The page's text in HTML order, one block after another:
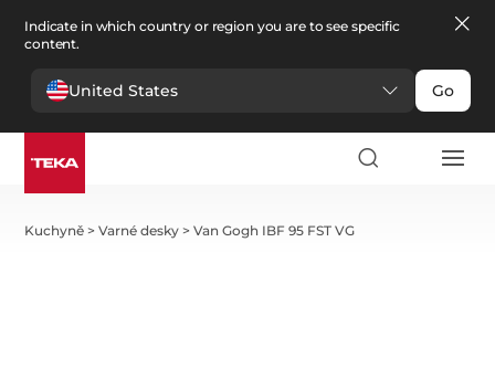
Indicate in which country or region you are to see specific
content.
United States Go
Kuchyně >Varné desky >Van Gogh IBF 95 FST VG